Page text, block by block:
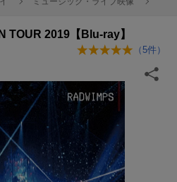
TOUR 2019【Blu-ray】
（5件）